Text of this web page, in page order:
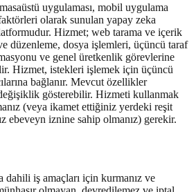
uygulaması, mobil uygulama
olarak sunulan yapay zeka
Hizmet; web tarama ve içerik
düzenleme, dosya işlemleri, üçüncü taraf
ve genel üretkenlik görevlerine
Hizmet, istekleri işlemek için üçüncü
bağlanır. Mevcut özellikler
gösterebilir. Hizmeti kullanmak
(veya ikamet ettiğiniz yerdeki reşit
ebeveyn iznine sahip olmanız) gerekir.
iş amaçları için kurmanız ve